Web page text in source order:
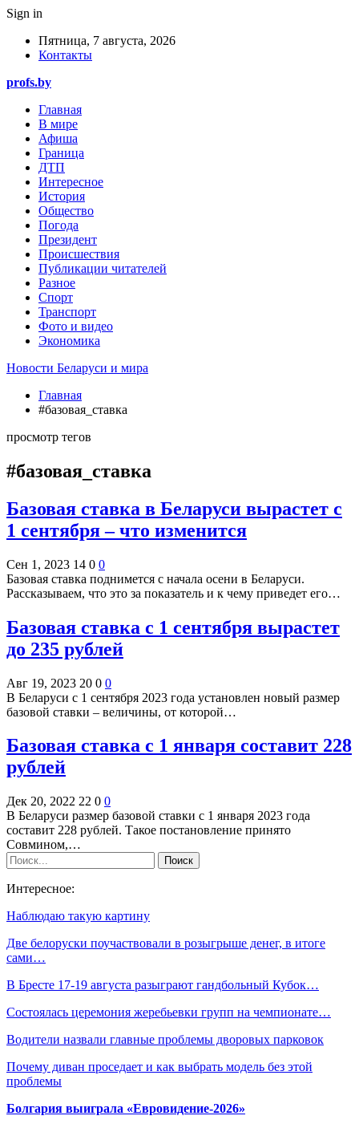
Sign in
Пятница, 7 августа, 2026
Контакты
profs.by
Главная
В мире
Афиша
Граница
ДТП
Интересное
История
Общество
Погода
Президент
Происшествия
Публикации читателей
Разное
Спорт
Транспорт
Фото и видео
Экономика
Новости Беларуси и мира
Главная
#базовая_ставка
просмотр тегов
#базовая_ставка
Базовая ставка в Беларуси вырастет с
1 сентября – что изменится
Сен 1, 2023 14 0 0
Базовая ставка поднимется с начала осени в Беларуси.
Рассказываем, что это за показатель и к чему приведет его…
Базовая ставка с 1 сентября вырастет
до 235 рублей
Авг 19, 2023 20 0 0
В Беларуси с 1 сентября 2023 года установлен новый размер
базовой ставки – величины, от которой…
Базовая ставка с 1 января составит 228
рублей
Дек 20, 2022 22 0 0
В Беларуси размер базовой ставки с 1 января 2023 года
составит 228 рублей. Такое постановление принято
Совмином,…
Интересное:
Наблюдаю такую картину
Две белоруски поучаствовали в розыгрыше денег, в итоге
сами…
В Бресте 17-19 августа разыграют гандбольный Кубок…
Состоялась церемония жеребьевки групп на чемпионате…
Водители назвали главные проблемы дворовых парковок
Почему диван проседает и как выбрать модель без этой
проблемы
Болгария выиграла «Евровидение-2026»